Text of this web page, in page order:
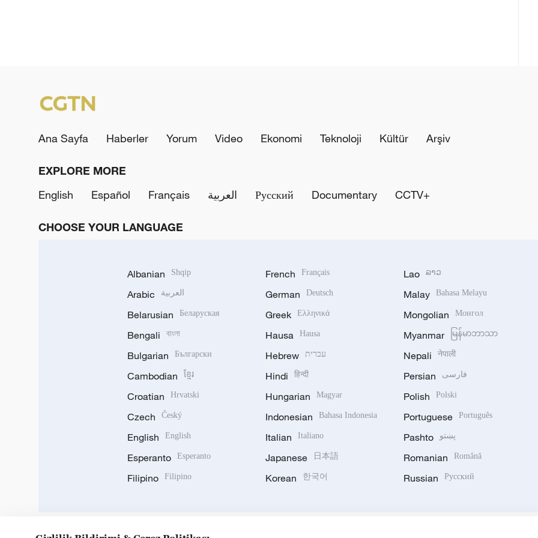
Ana Sayfa Haberler Yorum Video Ekonomi Teknoloji Kültür Arşiv
EXPLORE MORE
English
Español Français العربية Русский Documentary CCTV+
CHOOSE YOUR LANGUAGE
Albanian Shqip
Arabic العربية
Belarusian Беларуская
Bengali বাংলা
Bulgarian Български
Cambodian ខ្មែរ
Croatian Hrvatski
Czech Český
English English
Esperanto Esperanto
Filipino Filipino
French Français
German Deutsch
Greek Ελληνικά
Hausa Hausa
Hebrew עברית
Hindi हिन्दी
Hungarian Magyar
Indonesian Bahasa Indonesia
Italian Italiano
Japanese 日本語
Korean 한국어
Lao ລາວ
Malay Bahasa Melayu
Mongolian Монгол
Myanmar မြန်မာဘာသာ
Nepali नेपाली
Persian فارسی
Polish Polski
Portuguese Português
Pashto پښتو
Romanian Română
Russian Русский